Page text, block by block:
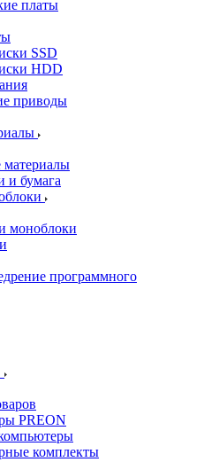
платы
SSD
HDD
приводы
материалы
и бумага
моноблоки
программного
PREON
комплекты